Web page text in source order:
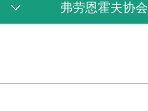
弗劳恩霍夫协会